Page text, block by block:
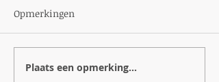
Opmerkingen
Plaats een opmerking...